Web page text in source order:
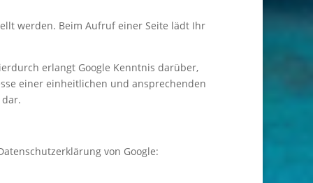
werden. Beim Aufruf einer Seite lädt Ihr
erlangt Google Kenntnis darüber,
einer einheitlichen und ansprechenden
von Google: